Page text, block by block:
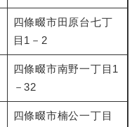
四條畷市田原台七丁
目1－2
四條畷市南野一丁目1
－32
四條畷市楠公一丁目